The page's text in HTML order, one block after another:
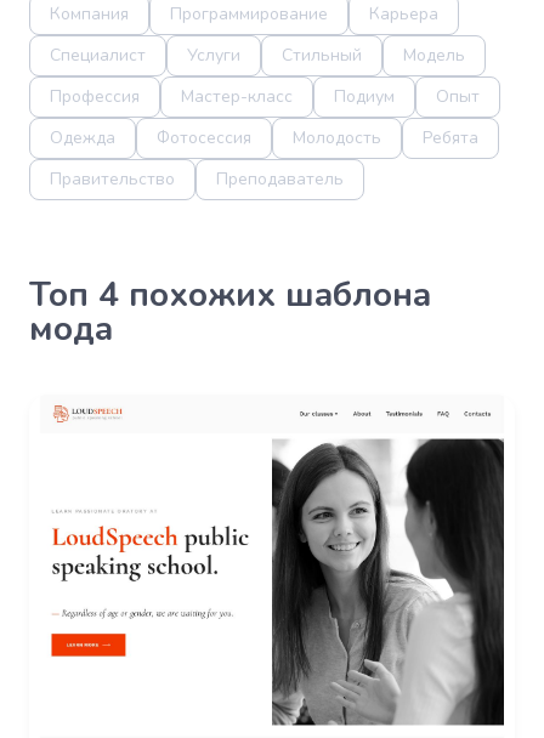
Компания
Программирование
Карьера
Специалист
Услуги Стильный
Модель
Профессия
Мастер-класс Подиум
Опыт
Одежда
Фотосессия Молодость
Ребята
Правительство
Преподаватель
Топ 4 похожих шаблона
мода